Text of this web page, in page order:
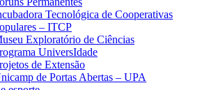
Tecnológica de Cooperativas
– ITCP
Exploratório de Ciências
UniversIdade
de Extensão
de Portas Abertas – UPA